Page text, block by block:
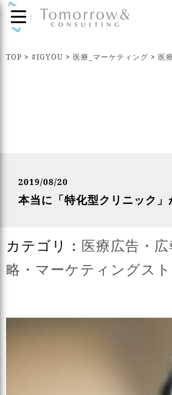
TOP > #IGYOU > 医療_マーケティング > 医
2019/08/20
本当に「特化型クリニック」
カテゴリ： 医療広告・
略・マーケティングス